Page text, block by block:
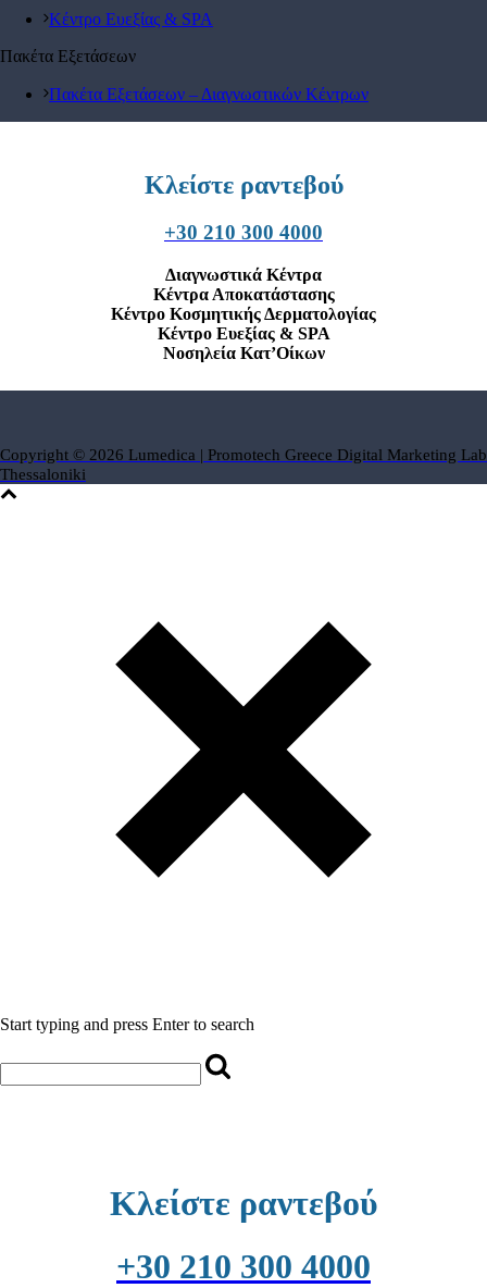
Κέντρο Ευεξίας & SPA
Πακέτα Εξετάσεων
Πακέτα Εξετάσεων – Διαγνωστικών Κέντρων
Κλείστε ραντεβού
+30 210 300 4000
Διαγνωστικά Κέντρα
Κέντρα Αποκατάστασης
Κέντρο Κοσμητικής Δερματολογίας
Κέντρο Ευεξίας & SPA
Νοσηλεία Κατ’Οίκων
Copyright © 2026 Lumedica | Promotech Greece Digital Marketing Lab
Thessaloniki
Start typing and press Enter to search
Κλείστε ραντεβού
+30 210 300 4000